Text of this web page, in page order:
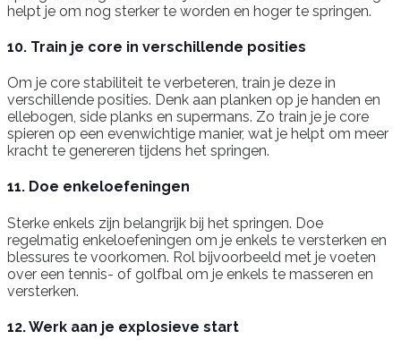
helpt je om nog sterker te worden en hoger te springen.
10. Train je core in verschillende posities
Om je core stabiliteit te verbeteren, train je deze in
verschillende posities. Denk aan planken op je handen en
ellebogen, side planks en supermans. Zo train je je core
spieren op een evenwichtige manier, wat je helpt om meer
kracht te genereren tijdens het springen.
11. Doe enkeloefeningen
Sterke enkels zijn belangrijk bij het springen. Doe
regelmatig enkeloefeningen om je enkels te versterken en
blessures te voorkomen. Rol bijvoorbeeld met je voeten
over een tennis- of golfbal om je enkels te masseren en
versterken.
12. Werk aan je explosieve start